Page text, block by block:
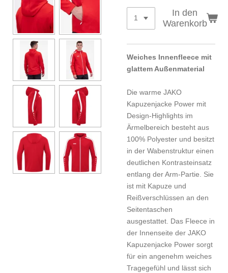
In den
Warenkorb
Weiches Innenfleece mit
glattem Außenmaterial
Die warme JAKO
Kapuzenjacke Power mit
Design-Highlights im
Ärmelbereich besteht aus
100% Polyester und besitzt
in der Wabenstruktur einen
deutlichen Kontrasteinsatz
entlang der Arm-Partie. Sie
ist mit Kapuze und
Reißverschlüssen an den
Seitentaschen
ausgestattet. Das Fleece in
der Innenseite der JAKO
Kapuzenjacke Power sorgt
für ein angenehm weiches
Tragegefühl und lässt sich